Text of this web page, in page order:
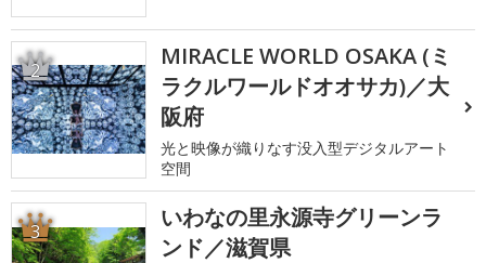
2
MIRACLE WORLD OSAKA (ミ
ラクルワールドオオサカ)／大
阪府
光と映像が織りなす没入型デジタルアート
空間
3
いわなの里永源寺グリーンラ
ンド／滋賀県